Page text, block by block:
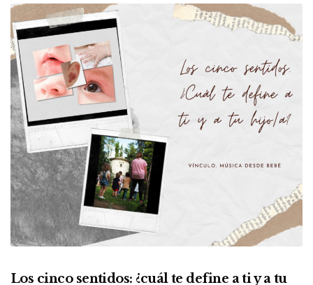
Los cinco sentidos: ¿cuál te define a ti y a tu